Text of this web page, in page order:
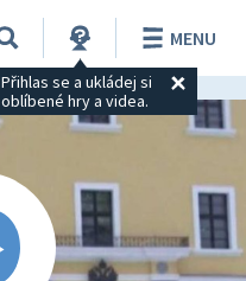
Přihlas se a ukládej si
oblíbené hry a videa.
MENU